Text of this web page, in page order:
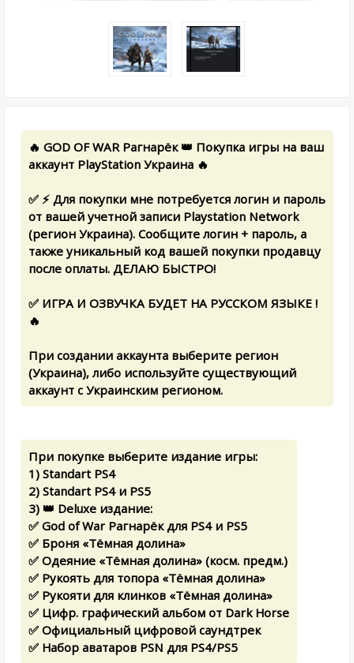
🔥 GOD OF WAR Рагнарёк 👑 Покупка игры на ваш
аккаунт PlayStation Украина 🔥
✅ ⚡ Для покупки мне потребуется логин и пароль
от вашей учетной записи Playstation Network
(регион Украина). Сообщите логин + пароль, а
также уникальный код вашей покупки продавцу
после оплаты. ДЕЛАЮ БЫСТРО!
✅ ИГРА И ОЗВУЧКА БУДЕТ НА РУССКОМ ЯЗЫКЕ !
🔥
При создании аккаунта выберите регион
(Украина), либо используйте существующий
аккаунт с Украинским регионом.
При покупке выберите издание игры:
1) Standart PS4
2) Standart PS4 и PS5
3) 👑 Deluxe издание:
✅ God of War Рагнарёк для PS4 и PS5
✅ Броня «Тёмная долина»
✅ Одеяние «Тёмная долина» (косм. предм.)
✅ Рукоять для топора «Тёмная долина»
✅ Рукояти для клинков «Тёмная долина»
✅ Цифр. графический альбом от Dark Horse
✅ Официальный цифровой саундтрек
✅ Набор аватаров PSN для PS4/PS5